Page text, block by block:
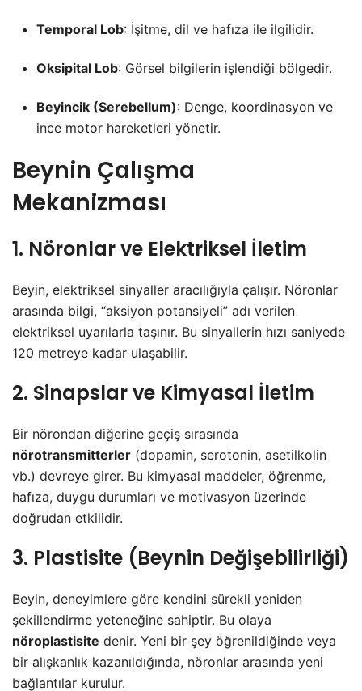
Temporal Lob: İşitme, dil ve hafıza ile ilgilidir.
Oksipital Lob: Görsel bilgilerin işlendiği bölgedir.
Beyincik (Serebellum): Denge, koordinasyon ve
ince motor hareketleri yönetir.
Beynin Çalışma
Mekanizması
1. Nöronlar ve Elektriksel İletim
Beyin, elektriksel sinyaller aracılığıyla çalışır. Nöronlar
arasında bilgi, “aksiyon potansiyeli” adı verilen
elektriksel uyarılarla taşınır. Bu sinyallerin hızı saniyede
120 metreye kadar ulaşabilir.
2. Sinapslar ve Kimyasal İletim
Bir nörondan diğerine geçiş sırasında
nörotransmitterler (dopamin, serotonin, asetilkolin
vb.) devreye girer. Bu kimyasal maddeler, öğrenme,
hafıza, duygu durumları ve motivasyon üzerinde
doğrudan etkilidir.
3. Plastisite (Beynin Değişebilirliği)
Beyin, deneyimlere göre kendini sürekli yeniden
şekillendirme yeteneğine sahiptir. Bu olaya
nöroplastisite denir. Yeni bir şey öğrenildiğinde veya
bir alışkanlık kazanıldığında, nöronlar arasında yeni
bağlantılar kurulur.